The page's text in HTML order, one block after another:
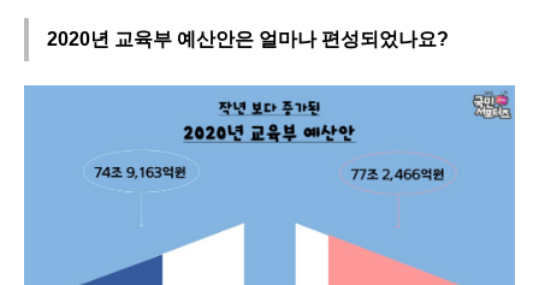
2020년 교육부 예산안은 얼마나 편성되었나요?